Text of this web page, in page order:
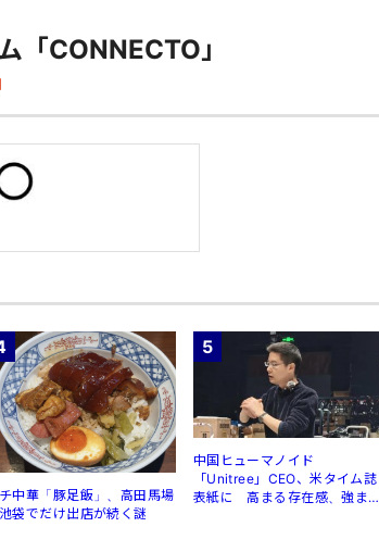
「CONNECTO」
中華「豚足飯」、高田馬場
袋でだけ出店が続く謎
5
中国ヒューマノイド
「Unitree」CEO、米タイム誌
表紙に 高まる存在感、強まる